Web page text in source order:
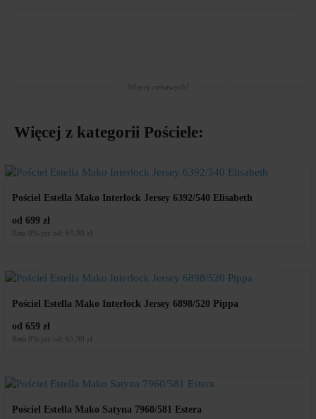
Więcej ciekawych!
Więcej z kategorii Pościele:
Pościel Estella Mako Interlock Jersey 6392/540 Elisabeth
od 699 zł
Rata 0% już od: 69,90 zł
Pościel Estella Mako Interlock Jersey 6898/520 Pippa
od 659 zł
Rata 0% już od: 65,90 zł
Pościel Estella Mako Satyna 7960/581 Estera